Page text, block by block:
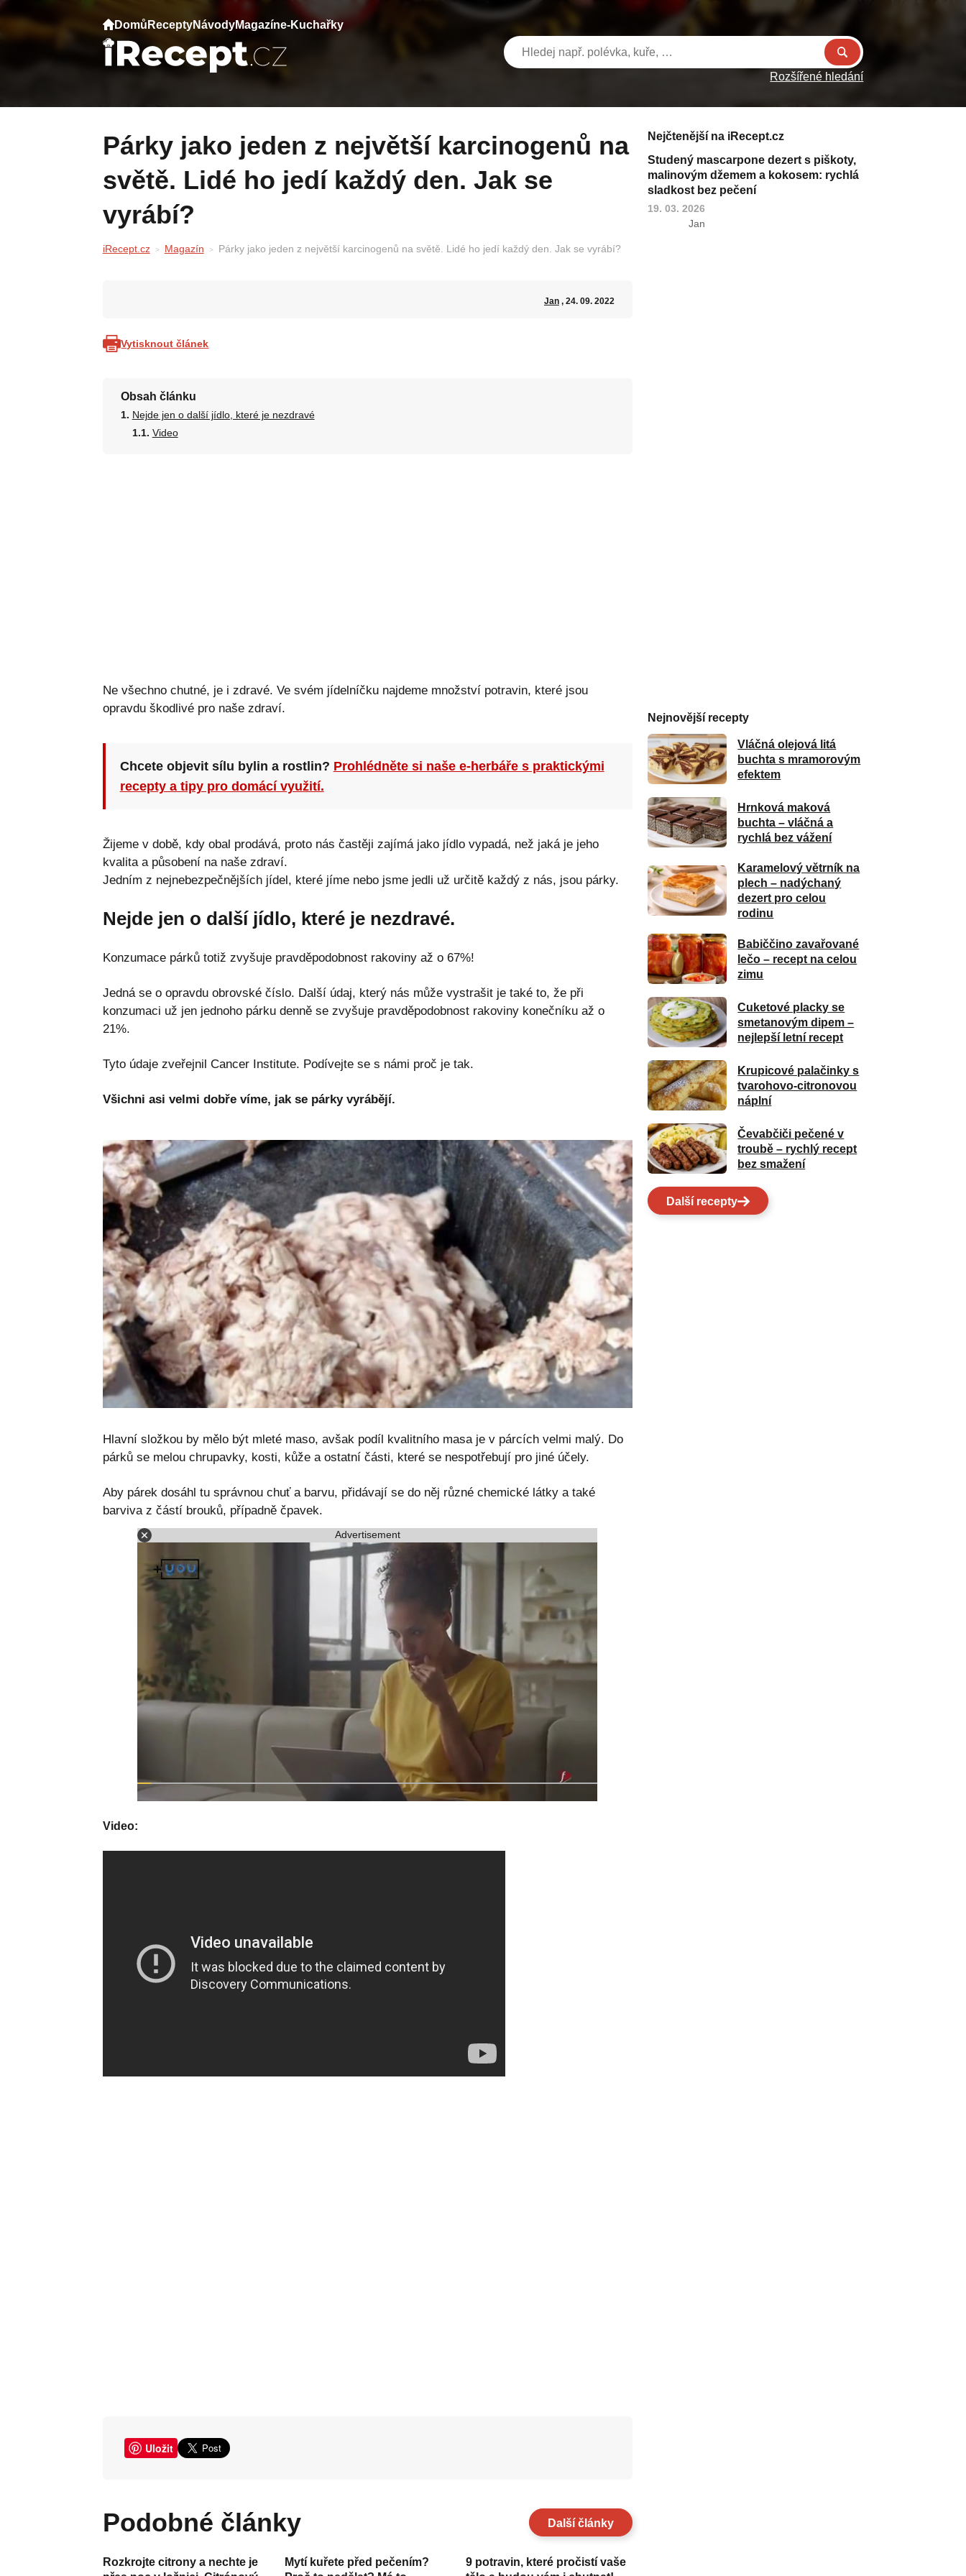
Domů ReceptyNávodyMagazíne-Kuchařky
Rozšířené hledání
Párky jako jeden z největší karcinogenů na
světě. Lidé ho jedí každý den. Jak se
vyrábí?
iRecept.cz Magazín Párky jako jeden z největší karcinogenů na světě. Lidé ho jedí každý den. Jak se vyrábí?
Jan, 24. 09. 2022
Vytisknout článek
Obsah článku
Nejde jen o další jídlo, které je nezdravé
Video
Ne všechno chutné, je i zdravé. Ve svém jídelníčku najdeme množství potravin, které jsou
opravdu škodlivé pro naše zdraví.
Chcete objevit sílu bylin a rostlin? Prohlédněte si naše e-herbáře s praktickými
recepty a tipy pro domácí využití.
Žijeme v době, kdy obal prodává, proto nás častěji zajímá jako jídlo vypadá, než jaká je jeho
kvalita a působení na naše zdraví.
Jedním z nejnebezpečnějších jídel, které jíme nebo jsme jedli už určitě každý z nás, jsou párky.
Nejde jen o další jídlo, které je nezdravé.
Konzumace párků totiž zvyšuje pravděpodobnost rakoviny až o 67%!
Jedná se o opravdu obrovské číslo. Další údaj, který nás může vystrašit je také to, že při
konzumaci už jen jednoho párku denně se zvyšuje pravděpodobnost rakoviny konečníku až o
21%.
Tyto údaje zveřejnil Cancer Institute. Podívejte se s námi proč je tak.
Všichni asi velmi dobře víme, jak se párky vyrábějí.
Hlavní složkou by mělo být mleté ​​maso, avšak podíl kvalitního masa je v párcích velmi malý. Do
párků se melou chrupavky, kosti, kůže a ostatní části, které se nespotřebují pro jiné účely.
Aby párek dosáhl tu správnou chuť a barvu, přidávají se do něj různé chemické látky a také
barviva z částí brouků, případně čpavek.
Advertisement
Video:
Uložit
Podobné články Další články
Rozkrojte citrony a nechte je
Mytí kuřete před pečením?
9 potravin, které pročistí vaše
Nejčtenější na iRecept.cz
Studený mascarpone dezert s piškoty,
malinovým džemem a kokosem: rychlá
sladkost bez pečení
19. 03. 2026
Jan
Nejnovější recepty
Vláčná olejová litá
buchta s mramorovým
efektem
Hrnková maková
buchta – vláčná a
rychlá bez vážení
Karamelový větrník na
plech – nadýchaný
dezert pro celou
rodinu
Babiččino zavařované
lečo – recept na celou
zimu
Cuketové placky se
smetanovým dipem –
nejlepší letní recept
Krupicové palačinky s
tvarohovo-citronovou
náplní
Čevabčiči pečené v
troubě – rychlý recept
bez smažení
Další recepty